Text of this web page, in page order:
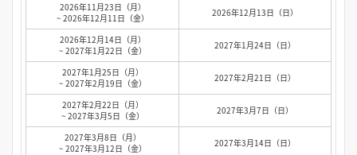
2026年11月23日（月）
~ 2026年12月11日（金）
2026年12月13日（日）
2026年12月14日（月）
~ 2027年1月22日（金）
2027年1月24日（日）
2027年1月25日（月）
~ 2027年2月19日（金）
2027年2月21日（日）
2027年2月22日（月）
~ 2027年3月5日（金）
2027年3月7日（日）
2027年3月8日（月）
~ 2027年3月12日（金）
2027年3月14日（日）